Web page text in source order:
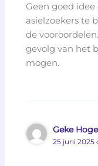
Geen goed
asielzoekers te
de
gevolg van het
mogen.
Geke
25 juni 2025